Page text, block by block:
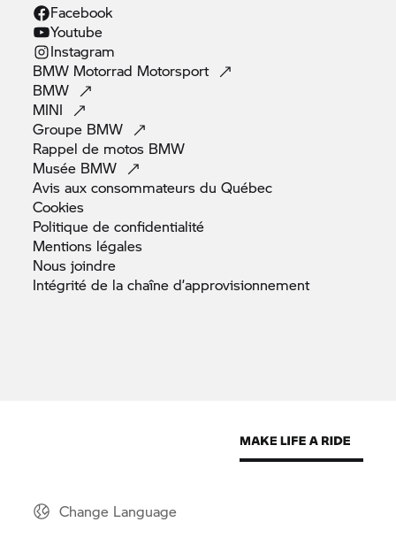
Facebook
Youtube
Instagram
BMW Motorrad Motorsport
BMW
MINI
Groupe BMW
Rappel de motos BMW
Musée BMW
Avis aux consommateurs duQuébec
Cookies
Politique deconfidentialité
Mentions légales
Nousjoindre
Intégrité de la chaîned’approvisionnement
Change Language